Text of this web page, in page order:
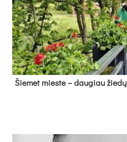
Šie­met mies­te – dau­giau žie­dų